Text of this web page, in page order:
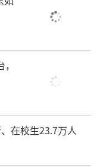
在校生23.7万人